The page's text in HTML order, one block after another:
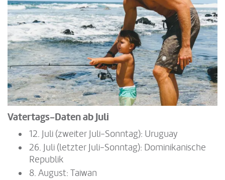
Vatertags-Daten ab Juli
12. Juli (zweiter Juli-Sonntag): Uruguay
26. Juli (letzter Juli-Sonntag): Dominikanische
Republik
8. August: Taiwan